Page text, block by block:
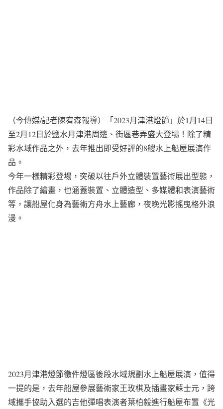
（今傳媒/記者陳宥森報導）「2023月津港燈節」於1月14日
至2月12日於鹽水月津港周邊、街區巷弄盛大登場！除了精
彩水域作品之外，去年推出即受好評的8艘水上船屋展演作
品。
今年一樣精彩登場，突破以往戶外立體裝置藝術展出型態，
作品除了繪畫，也涵蓋裝置、立體造型、多媒體和表演藝術
等，讓船屋化身為藝術方舟水上藝廊，夜晚光影搖曳格外浪
漫。
2023月津港燈節徵件燈區後段水域規劃水上船屋展演，值得
一提的是，去年船屋參展藝術家王玫棋及插畫家蘇士元，跨
域攜手協助入選的吉他彈唱表演者葉柏毅進行船屋布置《光